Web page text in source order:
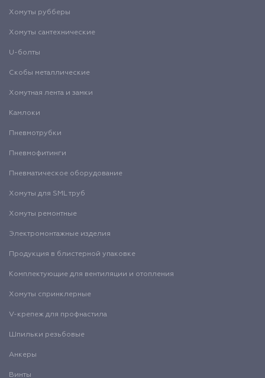
Хомуты рубберы
Хомуты сантехнические
U-болты
Скобы металлические
Хомутная лента и замки
Камлоки
Пневмотрубки
Пневмофитинги
Пневматическое оборудование
Хомуты для SML труб
Хомуты ремонтные
Электромонтажные изделия
Продукция в блистерной упаковке
Комплектующие для вентиляции и отопления
Хомуты спринклерные
V-крепеж для профнастила
Шпильки резьбовые
Анкеры
Винты